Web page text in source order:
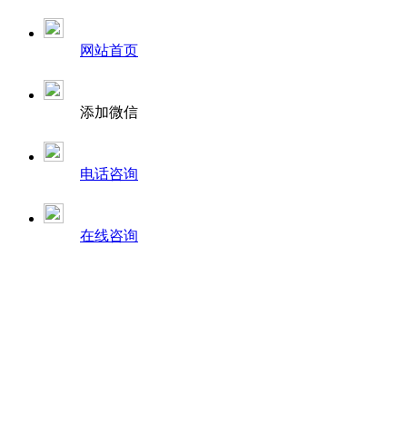
网站首页
添加微信
电话咨询
在线咨询